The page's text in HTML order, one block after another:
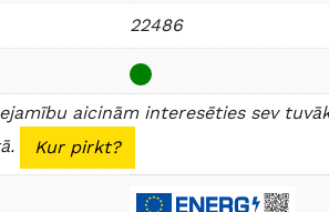
22486
aicinām interesēties sev
Kur pirkt?